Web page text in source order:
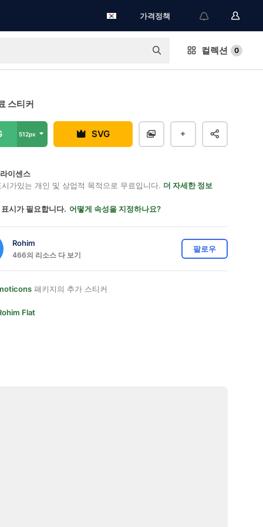
가격정책
컬렉션 0
스티커
512px SVG
이센스
가있는 개인 및 상업적 목적으로 무료입니다. 더 자세한 정보
시가 필요합니다. 어떻게 속성을 지정하나요?
Rohim
466의 리소스 다 보기
팔로우
패키지의 추가 스티커
Flat